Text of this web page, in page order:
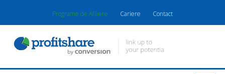
Programe de Afiliere Cariere Contact